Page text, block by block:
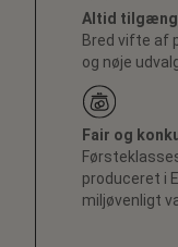
Altid
Bred vifte af
og nøje
Fair og
produceret i
miljøvenligt